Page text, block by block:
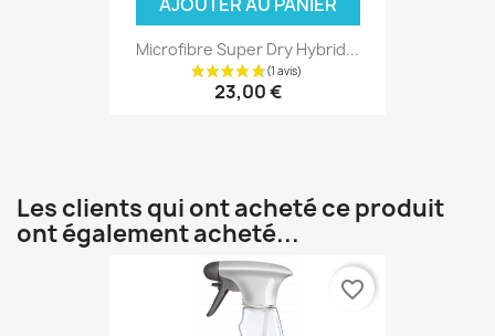
Microfibre Super Dry Hybrid...
23,00 €
Les clients qui ont acheté ce produit
ont également acheté...
favorite_border